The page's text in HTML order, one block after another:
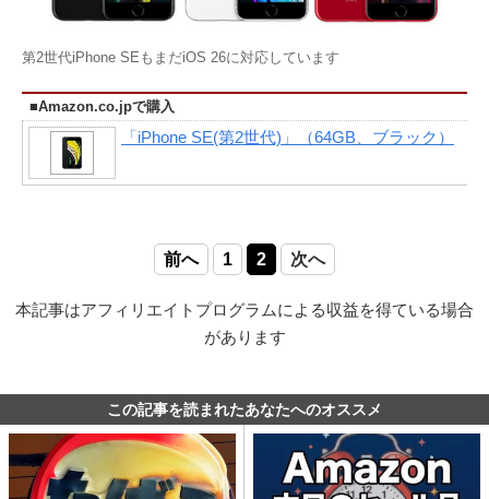
第2世代iPhone SEもまだiOS 26に対応しています
■Amazon.co.jpで購入
「iPhone SE(第2世代)」（64GB、ブラック）
前へ 1 2 次へ
本記事はアフィリエイトプログラムによる収益を得ている場合
があります
この記事を読まれたあなたへのオススメ